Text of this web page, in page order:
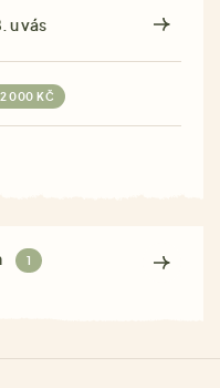
u vás
000 KČ
1